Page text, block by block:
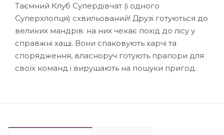
Таємний Клуб Супердівчат (і одного
Суперхлопця) схвильований! Друзі готуються до
великих мандрів: на них чекає похід до лісу у
справжні хащі. Вони спаковують харчі та
спорядження, власноруч готують прапори для
своїх команд і вирушають на пошуки пригод.